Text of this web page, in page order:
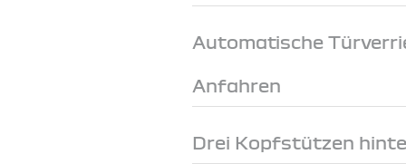
Automatische
Anfahren
Drei Kopfstützen